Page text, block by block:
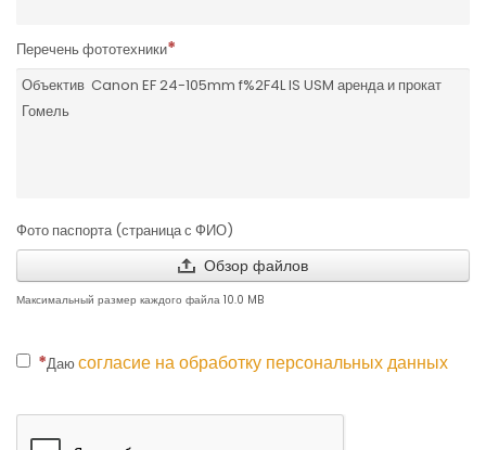
Перечень фототехники
Фото паспорта (страница с ФИО)
Обзор файлов
Максимальный размер каждого файла 10.0 MB
Даюсогласие на обработку персональных данных